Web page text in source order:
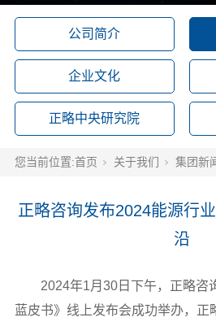
公司简介
企业文化
正略中央研究院
您当前位置:首页 关于我们 集团新
正略咨询发布2024能源行
沿
2024年1月30日下午，正略咨
蓝皮书》线上发布会成功举办，正